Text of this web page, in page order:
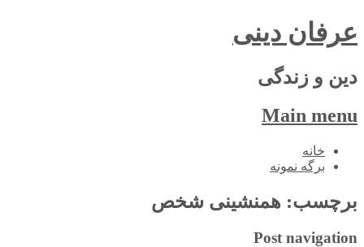
عرفان دینی
دین و زندگی
Main menu
Skip
خانه
برگه نمونه
برچسب: همنشینی شخص
Post navigation